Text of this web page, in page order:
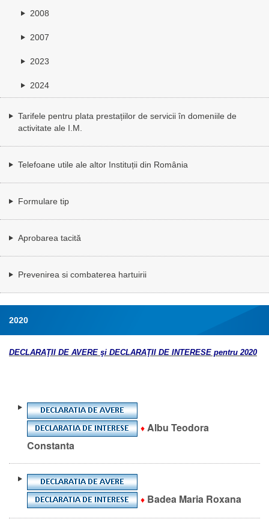
2008
2007
2023
2024
Tarifele pentru plata prestațiilor de servicii în domeniile de
activitate ale I.M.
Telefoane utile ale altor Instituții din România
Formulare tip
Aprobarea tacită
Prevenirea si combaterea hartuirii
2020
DECLARAŢII DE AVERE şi DECLARAŢII DE INTERESE pentru 2020
♦ Albu Teodora
Constanta
♦ Badea Maria Roxana